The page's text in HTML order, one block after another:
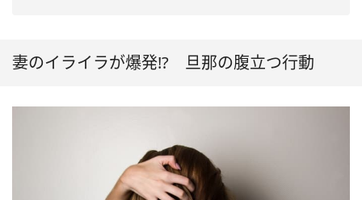
妻のイライラが爆発!? 旦那の腹立つ行動